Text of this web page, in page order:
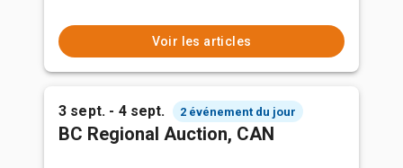
Voir les articles
3 sept. - 4 sept. 2 événement du jour
BC Regional Auction, CAN